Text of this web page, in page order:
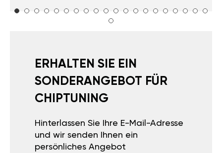
ERHALTEN SIE EIN
SONDERANGEBOT FÜR
CHIPTUNING
Hinterlassen Sie Ihre E-Mail-Adresse
und wir senden Ihnen ein
persönliches Angebot